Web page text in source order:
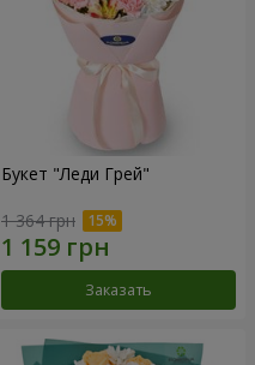
Букет "Леди Грей"
1 364 грн
Заказать